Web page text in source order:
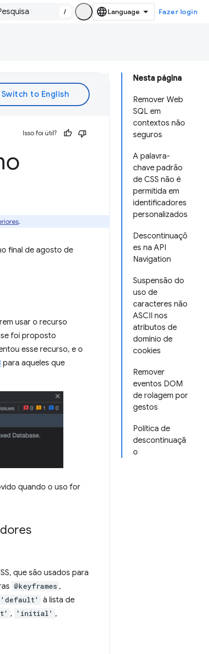
/ Fazer login
Nesta página
Remover Web
SQL em
contextos não
seguros
A palavra-
chave padrão
de CSS não é
permitida em
identificadores
personalizados
Descontinuaçõ
es na API
Navigation
Suspensão do
uso de
caracteres não
ASCII nos
atributos de
domínio de
cookies
Remover
eventos DOM
de rolagem por
gestos
Política de
descontinuaçã
o
Isso foi útil?
.
final de agosto de
usar o recurso
foi proposto
esse recurso, e o
para aqueles que
quando o uso for
que são usados para
@keyframes ,
'default'
à lista de
, 'initial' ,